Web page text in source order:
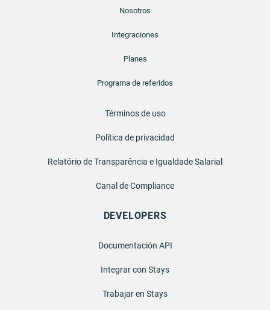
Nosotros
Integraciones
Planes
Programa de referidos
Términos de uso
Política de privacidad
Relatório de Transparência e Igualdade Salarial
Canal de Compliance
DEVELOPERS
Documentación API
Integrar con Stays
Trabajar en Stays